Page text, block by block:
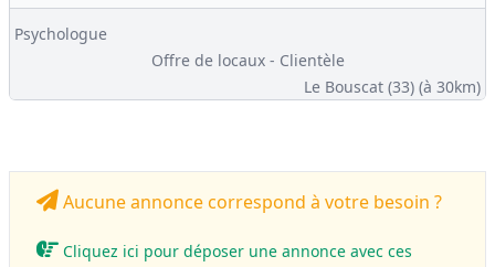
Psychologue
Offre de locaux - Clientèle
Le Bouscat (33) (à 30km)
Aucune annonce correspond à votre besoin ?
Cliquez ici pour déposer une annonce avec ces